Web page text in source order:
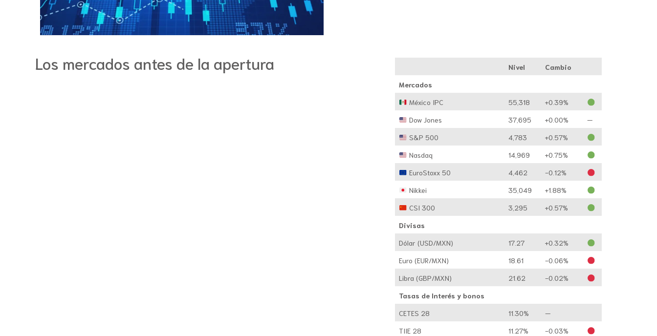
Los mercados antes de la apertura Nivel
Cambio
Mercados
México IPC
55,318
+0.39%
Dow Jones
37,695 +0.00%
—
S&P 500
4,783
+0.57%
Nasdaq
14,969
+0.75%
EuroStoxx 50
4,462
-0.12%
Nikkei
35,049
+1.88%
CSI 300
3,295
+0.57%
Divisas
Dólar (USD/MXN)
17.27
+0.32%
Euro (EUR/MXN)
18.61
-0.06%
Libra (GBP/MXN)
21.62
-0.02%
Tasas de Interés y bonos
CETES 28
11.30%
—
TIIE 28
11.27%
-0.03%